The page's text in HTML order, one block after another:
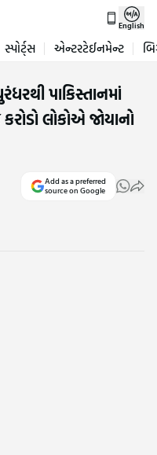
English
સ્પોર્ટ્સ એન્ટરટેઈનમેન્ટ
પાકિસ્તાનમાં
લોકોએ જોયાનો
Add as a preferred
source on Google